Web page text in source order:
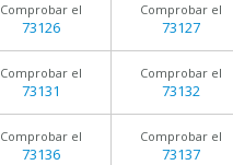
Comprobar el
73126
Comprobar el
73127
Comprobar el
73131
Comprobar el
73132
Comprobar el
73136
Comprobar el
73137